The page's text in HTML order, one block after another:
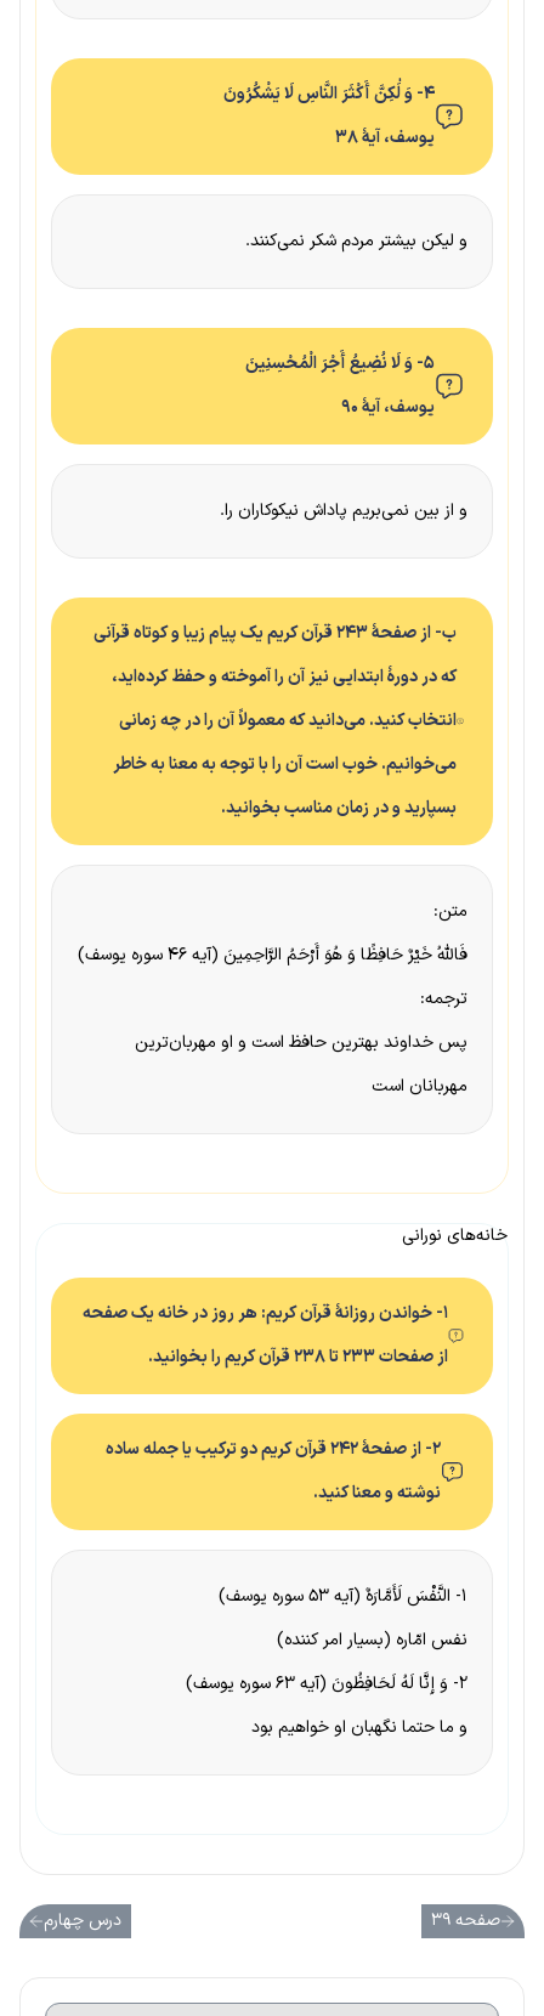
۴- وَ لَٰکِنَّ أَکْثَرَ النَّاسِ لَا یَشْکُرُونَ
یوسف، آیهٔ ۳۸
و لیکن بیشتر مردم شکر نمی‌کنند.
۵- وَ لَا نُضِیعُ أَجْرَ الْمُحْسِنِینَ
یوسف، آیهٔ ۹۰
و از بین نمی‌بریم پاداش نیکوکاران را.
ب- از صفحهٔ ۲۴۳ قرآن کریم یک پیام زیبا و کوتاه قرآنی
که در دورهٔ ابتدایی نیز آن را آموخته و حفظ کرده‌اید،
انتخاب کنید. می‌دانید که معمولاً آن را در چه زمانی
می‌خوانیم. خوب است آن را با توجه به معنا به خاطر
بسپارید و در زمان مناسب بخوانید.
متن:
فَاللَّهُ خَیْرٌ حَافِظًا وَ هُوَ أَرْحَمُ الرَّاحِمِینَ (آیه ۴۶ سوره یوسف)
ترجمه:
پس خداوند بهترین‌ حافظ ‌است‌ و ‌او‌ مهربان‌ترین‌
مهربانان‌ ‌است‌
خانه‌های نورانی
۱- خواندن روزانهٔ قرآن کریم: هر روز در خانه یک صفحه
از صفحات ۲۳۳ تا ۲۳۸ قرآن کریم را بخوانید.
۲- از صفحهٔ ۲۴۲ قرآن کریم دو ترکیب یا جمله ساده
نوشته و معنا کنید.
۱- النَّفْسَ لَأَمَّارَهٌ (آیه ۵۳ سوره یوسف)
نفس امّاره (بسیار امر کننده)
۲- وَ إِنَّا لَهُ لَحَافِظُونَ (آیه ۶۳ سوره یوسف)
و ‌ما حتما نگهبان‌ ‌او‌ خواهیم‌ ‌بود‌
صفحه ۳۹ درس چهارم